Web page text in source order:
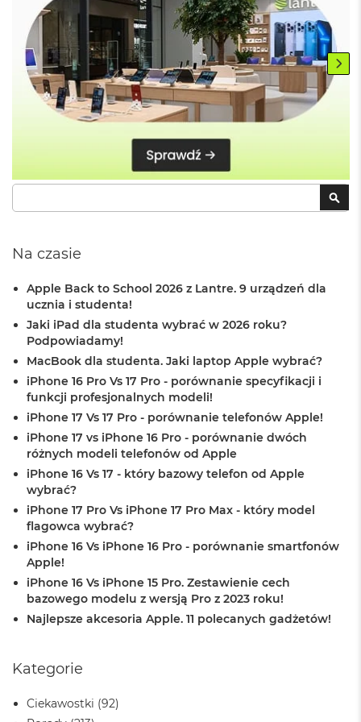
a
c
B
o
o
k
A
2
B
M
a
B
o
k
A
i
r
1
T
B
M
c
B
o
o
A
r
2
B
a
B
o
Szukaj
Na czasie
Apple Back to School 2026 z Lantre. 9 urządzeń dla
ucznia i studenta!
Jaki iPad dla studenta wybrać w 2026 roku?
Podpowiadamy!
MacBook dla studenta. Jaki laptop Apple wybrać?
iPhone 16 Pro Vs 17 Pro - porównanie specyfikacji i
funkcji profesjonalnych modeli!
iPhone 17 Vs 17 Pro - porównanie telefonów Apple!
iPhone 17 vs iPhone 16 Pro - porównanie dwóch
różnych modeli telefonów od Apple
iPhone 16 Vs 17 - który bazowy telefon od Apple
wybrać?
iPhone 17 Pro Vs iPhone 17 Pro Max - który model
flagowca wybrać?
iPhone 16 Vs iPhone 16 Pro - porównanie smartfonów
Apple!
iPhone 16 Vs iPhone 15 Pro. Zestawienie cech
bazowego modelu z wersją Pro z 2023 roku!
Najlepsze akcesoria Apple. 11 polecanych gadżetów!
Kategorie
Ciekawostki (92)